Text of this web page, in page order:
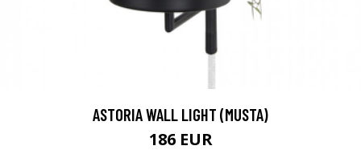
ASTORIA WALL LIGHT (MUSTA)
186 EUR